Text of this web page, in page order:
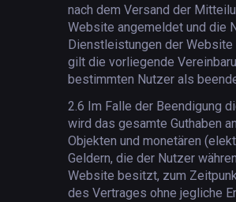
nach dem Versand der
Website angemeldet und die
Dienstleistungen der Website
gilt die vorliegende
bestimmten Nutzer als
2.6 Im Falle der Beendigung
wird das gesamte Guthaben
Objekten und monetären
Geldern, die der Nutzer
Website besitzt, zum
des Vertrages ohne jegliche